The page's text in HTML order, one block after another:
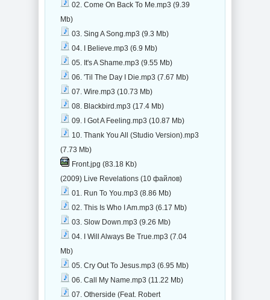
02. Come On Back To Me.mp3 (9.39
Mb)
03. Sing A Song.mp3 (9.3 Mb)
04. I Believe.mp3 (6.9 Mb)
05. It's A Shame.mp3 (9.55 Mb)
06. 'Til The Day I Die.mp3 (7.67 Mb)
07. Wire.mp3 (10.73 Mb)
08. Blackbird.mp3 (17.4 Mb)
09. I Got A Feeling.mp3 (10.87 Mb)
10. Thank You All (Studio Version).mp3
(7.73 Mb)
Front.jpg (83.18 Kb)
(2009) Live Revelations (10 файлов)
01. Run To You.mp3 (8.86 Mb)
02. This Is Who I Am.mp3 (6.17 Mb)
03. Slow Down.mp3 (9.26 Mb)
04. I Will Always Be True.mp3 (7.04
Mb)
05. Cry Out To Jesus.mp3 (6.95 Mb)
06. Call My Name.mp3 (11.22 Mb)
07. Otherside (Feat. Robert